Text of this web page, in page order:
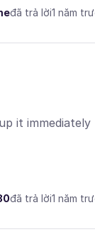
đã trả lời1 năm
it immediately
đã trả lời1 năm